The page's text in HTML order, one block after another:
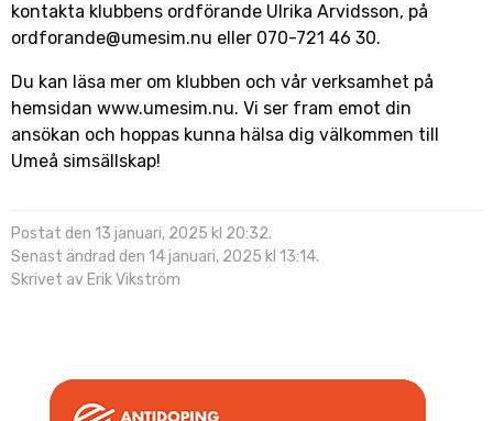
kontakta klubbens ordförande Ulrika Arvidsson, på
ordforande@umesim.nu eller 070-721 46 30.
Du kan läsa mer om klubben och vår verksamhet på
hemsidan www.umesim.nu. Vi ser fram emot din
ansökan och hoppas kunna hälsa dig välkommen till
Umeå simsällskap!
Postat den 13 januari, 2025 kl 20:32.
Senast ändrad den 14 januari, 2025 kl 13:14.
Skrivet av Erik Vikström